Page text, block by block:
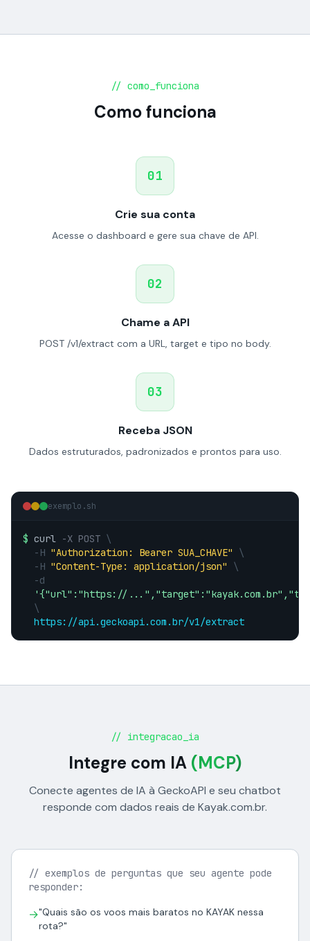
// como_funciona
Como funciona
01
Crie sua conta
Acesse o dashboard e gere sua chave de API.
02
Chame a API
POST /v1/extract com a URL, target e tipo no body.
03
Receba JSON
Dados estruturados, padronizados e prontos para uso.
exemplo.sh
$ curl -X POST \
-H "Authorization: Bearer SUA_CHAVE"
\
-H "Content-Type: application/json"
\
-d
'{"url":"https://
\
https://api.geckoapi.com.br/v1/extract
// integracao_ia
Integre com IA (MCP)
Conecte agentes de IA à GeckoAPI e seu chatbot
responde com dados reais de Kayak.com.br.
// exemplos de perguntas que seu agente pode
responder:
→"Quais são os voos mais baratos no KAYAK nessa
rota?"